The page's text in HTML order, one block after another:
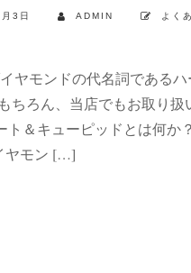
3日 ADMIN よく
ヤモンドの代名詞である
ちろん、当店でもお取り扱
ト＆キューピッドとは何か
モン […]